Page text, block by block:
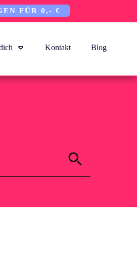
FÜR 0,- €
Kontakt Blog